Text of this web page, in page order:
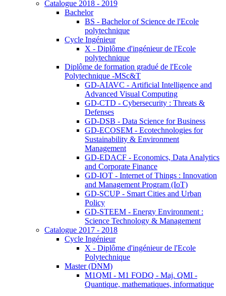
Catalogue 2018 - 2019
Bachelor
BS - Bachelor of Science de l'Ecole
polytechnique
Cycle Ingénieur
X - Diplôme d'ingénieur de l'Ecole
polytechnique
Diplôme de formation gradué de l'Ecole
Polytechnique -MSc&T
GD-AIAVC - Artificial Intelligence and
Advanced Visual Computing
GD-CTD - Cybersecurity : Threats &
Defenses
GD-DSB - Data Science for Business
GD-ECOSEM - Ecotechnologies for
Sustainability & Environment
Management
GD-EDACF - Economics, Data Analytics
and Corporate Finance
GD-IOT - Internet of Things : Innovation
and Management Program (IoT)
GD-SCUP - Smart Cities and Urban
Policy
GD-STEEM - Energy Environment :
Science Technology & Management
Catalogue 2017 - 2018
Cycle Ingénieur
X - Diplôme d'ingénieur de l'Ecole
Polytechnique
Master (DNM)
M1QMI - M1 FODQ - Maj. QMI -
Quantique, mathematiques, informatique